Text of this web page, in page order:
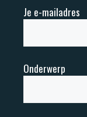
Je e-mailadres
Onderwerp